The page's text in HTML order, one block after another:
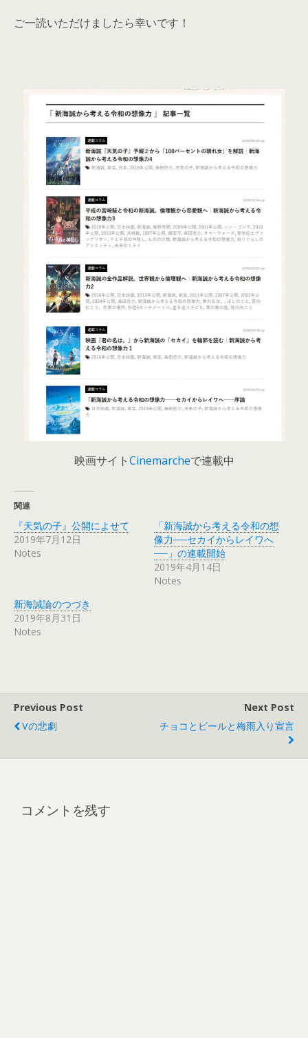
ご一読いただけましたら幸いです！
映画サイトCinemarcheで連載中
関連
『天気の子』公開によせて
2019年7月12日
Notes
「新海誠から考える令和の想
像力──セカイからレイワへ
──」の連載開始
2019年4月14日
Notes
新海誠論のつづき
2019年8月31日
Notes
Previous Post
Vの悲劇
Next Post
チョコとビールと梅雨入り宣言
コメントを残す